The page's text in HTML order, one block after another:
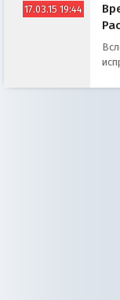
17.03.15 19:44